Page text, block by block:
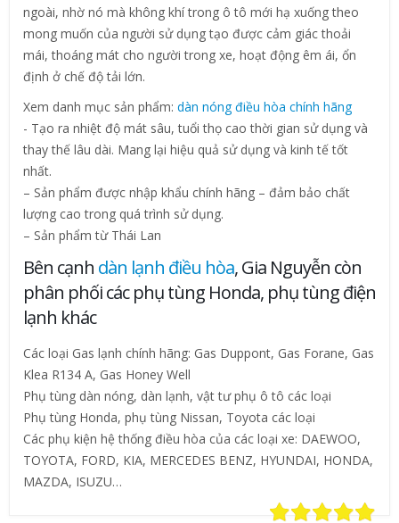
ngoài, nhờ nó mà không khí trong ô tô mới hạ xuống theo
mong muốn của người sử dụng tạo được cảm giác thoải
mái, thoáng mát cho người trong xe, hoạt động êm ái, ổn
định ở chế độ tải lớn.
Xem danh mục sản phẩm: dàn nóng điều hòa chính hãng
​- Tạo ra nhiệt độ mát sâu, tuổi thọ cao thời gian sử dụng và
thay thế lâu dài. Mang lại hiệu quả sử dụng và kinh tế tốt
nhất.
– Sản phẩm được nhập khẩu chính hãng – đảm bảo chất
lượng cao trong quá trình sử dụng.
– Sản phẩm từ Thái Lan
Bên cạnh dàn lạnh điều hòa, Gia Nguyễn còn
phân phối các phụ tùng Honda, phụ tùng điện
lạnh khác
Các loại Gas lạnh chính hãng: Gas Duppont, Gas Forane, Gas
Klea R134 A, Gas Honey Well
Phụ tùng dàn nóng, dàn lạnh, vật tư phụ ô tô các loại
Phụ tùng Honda, phụ tùng Nissan, Toyota các loại
Các phụ kiện hệ thống điều hòa của các loại xe: DAEWOO,
TOYOTA, FORD, KIA, MERCEDES BENZ, HYUNDAI, HONDA,
MAZDA, ISUZU…